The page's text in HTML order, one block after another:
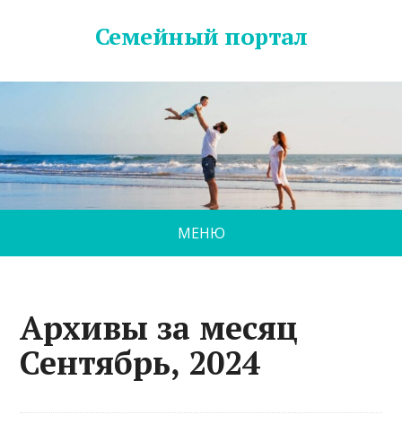
Семейный портал
МЕНЮ
Архивы за месяц
Сентябрь, 2024